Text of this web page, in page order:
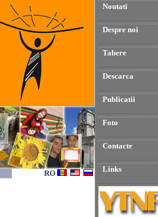
Noutati
Despre noi
Tabere
Descarca
Publicatii
Foto
Contacte
Links
RO